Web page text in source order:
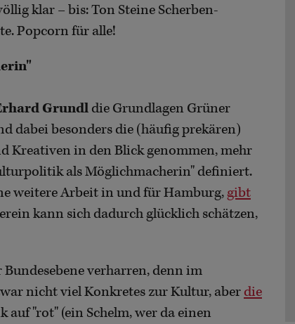
klar – bis: Ton Steine Scherben-
Popcorn für alle!
Grundl die Grundlagen Grüner
dabei besonders die (häufig prekären)
in den Blick genommen, mehr
als Möglichmacherin" definiert.
weitere Arbeit in und für Hamburg, gibt
kann sich dadurch glücklich schätzen,
verharren, denn im
nicht viel Konkretes zur Kultur, aber die
"rot" (ein Schelm, wer da einen